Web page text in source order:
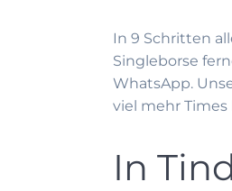
In 9 Schritten
Singleborse
WhatsApp.
viel mehr Times
In